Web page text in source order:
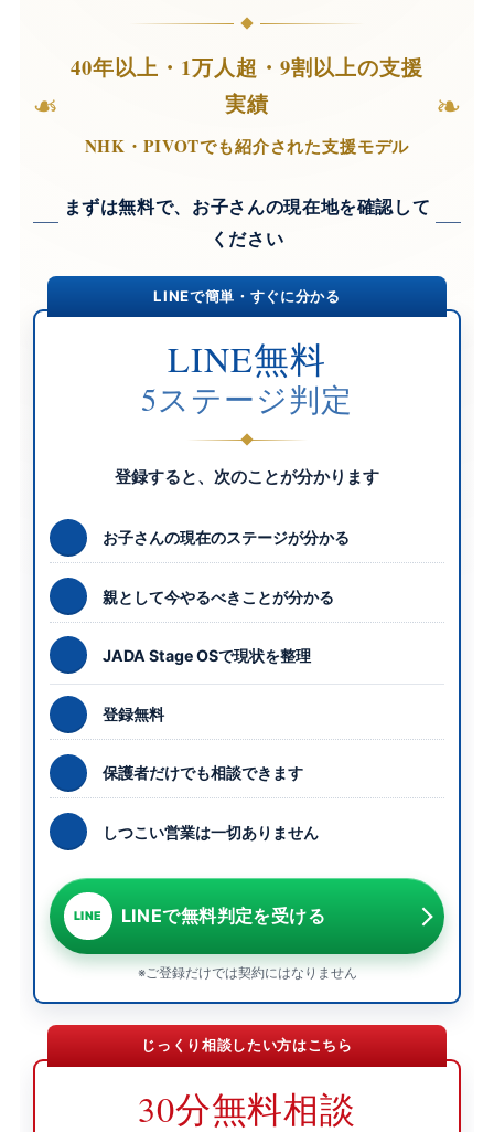
❧
40年以上・1万人超・9割以上の支援
実績
NHK・PIVOTでも紹介された支援モデル
❧
まずは無料で、お子さんの現在地を確認して
ください
LINEで簡単・すぐに分かる
LINE無料
5ステージ判定
登録すると、次のことが分かります
お子さんの現在のステージが分かる
親として今やるべきことが分かる
JADA Stage OSで現状を整理
登録無料
保護者だけでも相談できます
しつこい営業は一切ありません
LINE LINEで無料判定を受ける
※ご登録だけでは契約にはなりません
じっくり相談したい方はこちら
30分無料相談